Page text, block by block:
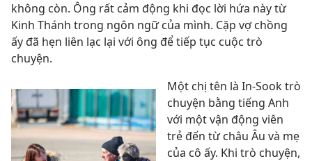
không còn. Ông rất cảm động khi đọc lời hứa này từ
Kinh Thánh trong ngôn ngữ của mình. Cặp vợ chồng
ấy đã hẹn liên lạc lại với ông để tiếp tục cuộc trò
chuyện.
Một chị tên là In-Sook trò
chuyện bằng tiếng Anh
với một vận động viên
trẻ đến từ châu Âu và mẹ
của cô ấy. Khi trò chuyện,